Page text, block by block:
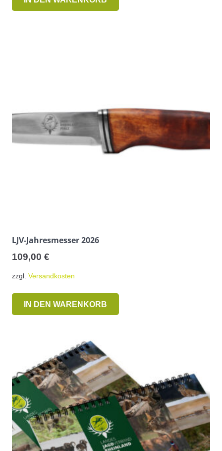
LJV-Jahresmesser 2026
109,00 €
zzgl. Versandkosten
IN DEN WARENKORB